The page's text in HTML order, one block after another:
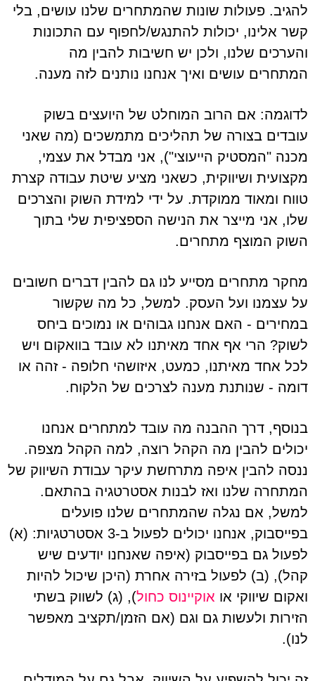
להגיב. פעולות שונות שהמתחרים שלנו עושים, בלי
קשר אלינו, יכולות להתנגש/לחפוף עם התכונות
והערכים שלנו, ולכן יש חשיבות להבין מה
המתחרים עושים ואיך אנחנו נותנים לזה מענה.
לדוגמה: אם הרוב המוחלט של היועצים בשוק
עובדים בצורה של תהליכים מתמשכים (מה שאני
מכנה "המסטיק הייעוצי"), אני מבדל את עצמי,
מקצועית ושיווקית, כשאני מציע שיטת עבודה קצרת
טווח ומאוד ממוקדת. על ידי למידת השוק והצרכים
שלו, אני מייצר את הנישה הספציפית שלי בתוך
השוק המוצף מתחרים.
מחקר מתחרים מסייע לנו גם להבין דברים חשובים
על עצמנו ועל העסק. למשל, כל מה שקשור
במחירים - האם אנחנו גבוהים או נמוכים ביחס
לשוק? הרי אף אחד מאיתנו לא עובד בוואקום ויש
לכל אחד מאיתנו, כמעט, איזושהי חלופה - זהה או
דומה - שנותנת מענה לצרכים של הלקוח.
בנוסף, דרך ההבנה מה עובד למתחרים אנחנו
יכולים להבין מה הקהל רוצה, למה הקהל מצפה.
ננסה להבין איפה מתרחשת עיקר עבודת השיווק של
המתחרה שלנו ואז לבנות אסטרטגיה בהתאם.
למשל, אם נגלה שהמתחרים שלנו פועלים
בפייסבוק, אנחנו יכולים לפעול ב-3 אסטרטגיות: (א)
לפעול גם בפייסבוק (איפה שאנחנו יודעים שיש
קהל), (ב) לפעול בזירה אחרת (היכן שיכול להיות
ואקום שיווקי או אוקיינוס כחול), (ג) לשווק בשתי
הזירות ולעשות גם וגם (אם הזמן/תקציב מאפשר
לנו).